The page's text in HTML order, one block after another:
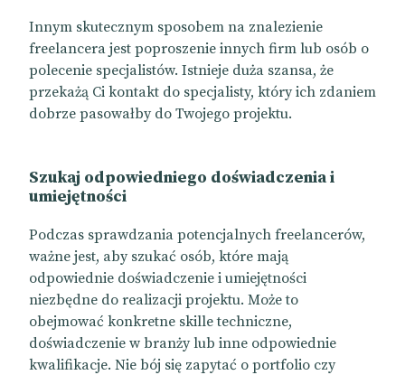
Innym skutecznym sposobem na znalezienie
freelancera jest poproszenie innych firm lub osób o
polecenie specjalistów. Istnieje duża szansa, że
przekażą Ci kontakt do specjalisty, który ich zdaniem
dobrze pasowałby do Twojego projektu.
Szukaj odpowiedniego doświadczenia i
umiejętności
Podczas sprawdzania potencjalnych freelancerów,
ważne jest, aby szukać osób, które mają
odpowiednie doświadczenie i umiejętności
niezbędne do realizacji projektu. Może to
obejmować konkretne skille techniczne,
doświadczenie w branży lub inne odpowiednie
kwalifikacje. Nie bój się zapytać o portfolio czy